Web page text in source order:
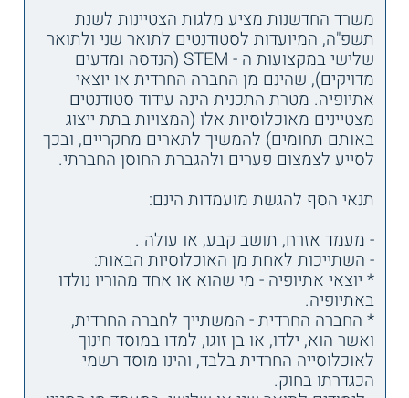
משרד החדשנות מציע מלגות הצטיינות לשנת
תשפ"ה, המיועדות לסטודנטים לתואר שני ולתואר
שלישי במקצועות ה - STEM (הנדסה ומדעים
מדויקים), שהינם מן החברה החרדית או יוצאי
אתיופיה. מטרת התכנית הינה עידוד סטודנטים
מצטיינים מאוכלוסיות אלו (המצויות בתת ייצוג
באותם תחומים) להמשיך לתארים מחקריים, ובכך
לסייע לצמצום פערים ולהגברת החוסן החברתי.
תנאי הסף להגשת מועמדות הינם:
- מעמד אזרח, תושב קבע, או עולה .
- השתייכות לאחת מן האוכלוסיות הבאות:
* יוצאי אתיופיה - מי שהוא או אחד מהוריו נולדו
באתיופיה.
* החברה החרדית - המשתייך לחברה החרדית,
ואשר הוא, ילדו, או בן זוגו, למדו במוסד חינוך
לאוכלוסייה החרדית בלבד, והינו מוסד רשמי
הכגדרתו בחוק.